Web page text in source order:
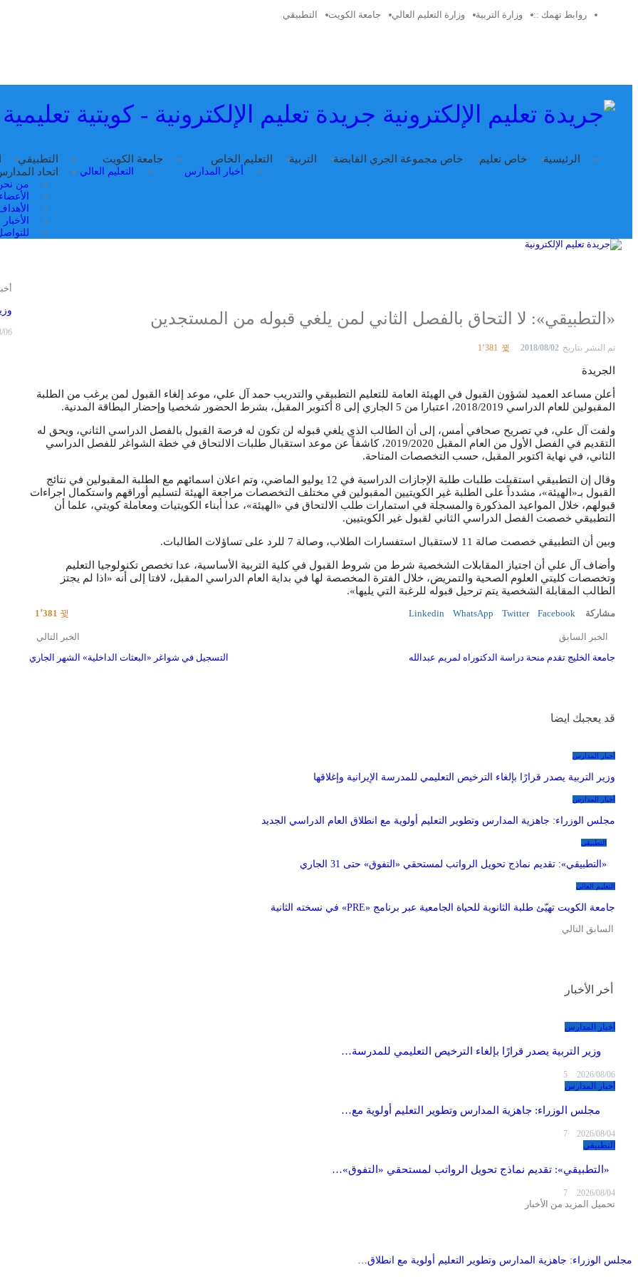
روابط تهمك :: وزارة التربية وزارة التعليم العالي جامعة الكويت التطبيقي
جريدة تعليم الإلكترونية - كويتية
الرئيسية خاص تعليم خاص مجموعة الجري القابضة التربية التعليم الخاص
أخبار المدارس
جامعة الكويت
التعليم العالي
التطبيقي
اتحاد
من
الأعضاء
الأخبار
«التطبيقي»: لا التحاق بالفصل الثاني لمن يلغي قبوله من المستجدين
تم النشر بتاريخ 2018/08/02
الجريدة
أعلن مساعد العميد لشؤون القبول في الهيئة العامة للتعليم التطبيقي والتدريب حمد آل علي، موعد إلغاء القبول لمن يرغب من الطلبة
المقبولين للعام الدراسي 2018/2019، اعتبارا من 5 الجاري إلى 8 أكتوبر المقبل، بشرط الحضور شخصيا وإحضار البطاقة المدنية.
ولفت آل علي، في تصريح صحافي أمس، إلى أن الطالب الذي يلغي قبوله لن تكون له فرصة القبول بالفصل الدراسي الثاني، ويحق له
التقديم في الفصل الأول من العام المقبل 2019/2020، كاشفاً عن موعد استقبال طلبات الالتحاق في خطة الشواغر للفصل الدراسي
الثاني، في نهاية اكتوبر المقبل، حسب التخصصات المتاحة.
وقال إن التطبيقي استقبلت طلبات طلبة الإجازات الدراسية في 12 يوليو الماضي، وتم اعلان اسمائهم مع الطلبة المقبولين في نتائج
القبول بـ«الهيئة»، مشدداً على الطلبة غير الكويتيين المقبولين في مختلف التخصصات مراجعة الهيئة لتسليم أوراقهم واستكمال اجراءات
قبولهم، خلال المواعيد المذكورة والمسجلة في استمارات طلب الالتحاق في «الهيئة»، عدا أبناء الكويتيات ومعاملة كويتي، علما أن
التطبيقي خصصت الفصل الدراسي الثاني لقبول غير الكويتيين.
وبين أن التطبيقي خصصت صالة 11 لاستقبال استفسارات الطلاب، وصالة 7 للرد على تساؤلات الطالبات.
وأضاف آل علي أن اجتياز المقابلات الشخصية شرط من شروط القبول في كلية التربية الأساسية، عدا تخصص تكنولوجيا التعليم
وتخصصات كليتي العلوم الصحية والتمريض، خلال الفترة المخصصة لها في بداية العام الدراسي المقبل، لافتا إلى أنه «اذا لم يجتز
الطالب المقابلة الشخصية يتم ترحيل قبوله للرغبة التي يليها».
1٬381 مشاركة Facebook
Twitter
WhatsApp
Linkedin
الخبر السابق
جامعة الخليج تقدم منحة دراسة الدكتوراه لمريم عبدالله
الخبر التالي
التسجيل في شواغر «البعثات الداخلية» الشهر الجاري
قد يعجبك ايضا
أخبار المدارس
وزير التربية يصدر قرارًا بإلغاء الترخيص التعليمي للمدرسة الإيرانية وإغلاقها
أخبار المدارس
مجلس الوزراء: جاهزية المدارس وتطوير التعليم أولوية مع انطلاق العام الدراسي الجديد
التطبيقي
«التطبيقي»: تقديم نماذج تحويل الرواتب لمستحقي «التفوق» حتى 31 الجاري
التعليم العالي
جامعة الكويت تهيّئ طلبة الثانوية للحياة الجامعية عبر برنامج «PRE» في نسخته الثانية
السابق
التالي
أخر الأخبار
أخبار المدارس
وزير التربية يصدر قرارًا بإلغاء الترخيص التعليمي للمدرسة…
2026/08/06
5
أخبار المدارس
مجلس الوزراء: جاهزية المدارس وتطوير التعليم أولوية مع…
2026/08/04
7
التطبيقي
«التطبيقي»: تقديم نماذج تحويل الرواتب لمستحقي «التفوق»…
2026/08/04
7
تحميل المزيد من الأخبار
06
مجلس الوزراء: جاهزية المدارس وتطوير التعليم أولوية مع انطلاق…